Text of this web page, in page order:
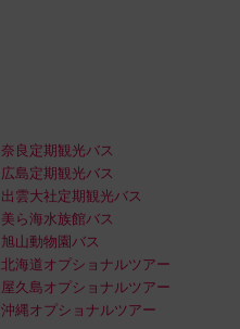
奈良定期観光バス
広島定期観光バス
出雲大社定期観光バス
美ら海水族館バス
旭山動物園バス
北海道オプショナルツアー
屋久島オプショナルツアー
沖縄オプショナルツアー